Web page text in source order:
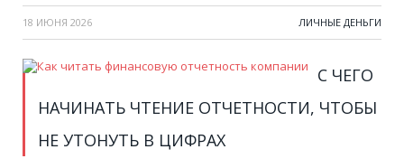
18 ИЮНЯ 2026 ЛИЧНЫЕ ДЕНЬГИ
С ЧЕГО
НАЧИНАТЬ ЧТЕНИЕ ОТЧЕТНОСТИ, ЧТОБЫ
НЕ УТОНУТЬ В ЦИФРАХ